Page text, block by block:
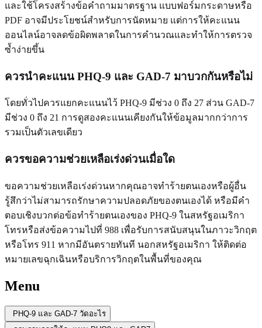
และใช้โครงสร้างข้อคำถามมาตรฐาน แบบฟอร์มกระดาษหรือ
PDF อาจมีประโยชน์สำหรับการนัดหมาย แต่การให้คะแนน
ออนไลน์อาจลดข้อผิดพลาดในการคำนวณและทำให้การตรวจ
ซ้ำง่ายขึ้น
ควรนำคะแนน PHQ-9 และ GAD-7 มาบวกกันหรือไม่
โดยทั่วไปควรแยกคะแนนไว้ PHQ-9 มีช่วง 0 ถึง 27 ส่วน GAD-7
มีช่วง 0 ถึง 21 การดูสองคะแนนเคียงกันให้ข้อมูลมากกว่าการ
รวมเป็นตัวเลขเดียว
ควรขอความช่วยเหลือเร่งด่วนเมื่อใด
ขอความช่วยเหลือเร่งด่วนหากคุณอาจทำร้ายตนเองหรือผู้อื่น
รู้สึกว่าไม่สามารถรักษาความปลอดภัยของตนเองได้ หรือมีคำ
ตอบเชิงบวกต่อข้อทำร้ายตนเองของ PHQ-9 ในสหรัฐอเมริกา
โทรหรือส่งข้อความไปที่ 988 เพื่อรับการสนับสนุนในภาวะวิกฤต
หรือโทร 911 หากมีอันตรายทันที นอกสหรัฐอเมริกา ให้ติดต่อ
หมายเลขฉุกเฉินหรือบริการวิกฤตในพื้นที่ของคุณ
Menu
PHQ-9 และ GAD-7 วัดอะไร